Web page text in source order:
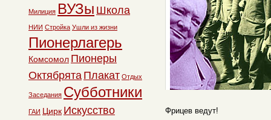
Фрицев ведут!
Милиция ВУЗы Школа
НИИ Стройка Ушли из жизни
Пионерлагерь
Комсомол Пионеры
Октябрята Плакат Отдых
Заседания Субботники
ГАИ Цирк Искусство